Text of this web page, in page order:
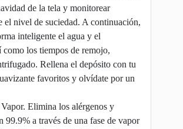
de la tela y monitorear
el nivel de suciedad. A continuación,
inteligente el agua y el
como los tiempos de remojo,
Rellena el depósito con tu
favoritos y olvídate por un
Elimina los alérgenos y
99.9% a través de una fase de vapor